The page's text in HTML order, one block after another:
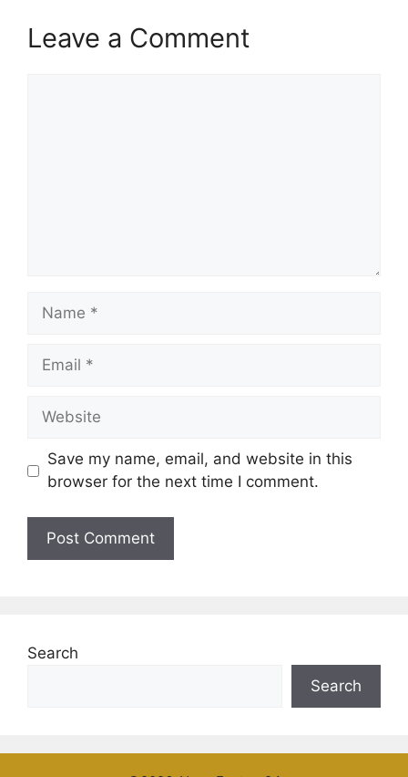
Leave a Comment
Name
Email
Website
Save my name, email, and website in this
browser for the next time I comment.
Search
Search